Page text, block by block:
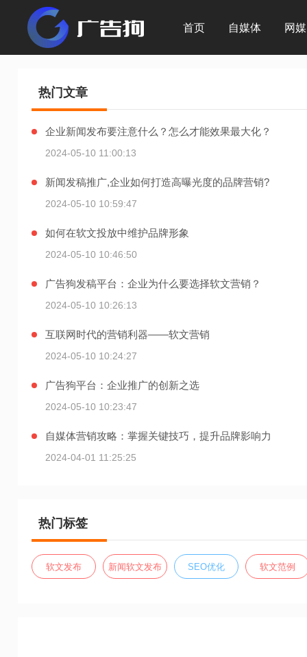
首页 自媒体 网媒
热门文章
企业新闻发布要注意什么？怎么才能效果最大化？
2024-05-10 11:00:13
新闻发稿推广,企业如何打造高曝光度的品牌营销?
2024-05-10 10:59:47
如何在软文投放中维护品牌形象
2024-05-10 10:46:50
广告狗发稿平台：企业为什么要选择软文营销？
2024-05-10 10:26:13
互联网时代的营销利器——软文营销
2024-05-10 10:24:27
广告狗平台：企业推广的创新之选
2024-05-10 10:23:47
自媒体营销攻略：掌握关键技巧，提升品牌影响力
2024-04-01 11:25:25
热门标签
软文发布 新闻软文发布 SEO优化 软文范例